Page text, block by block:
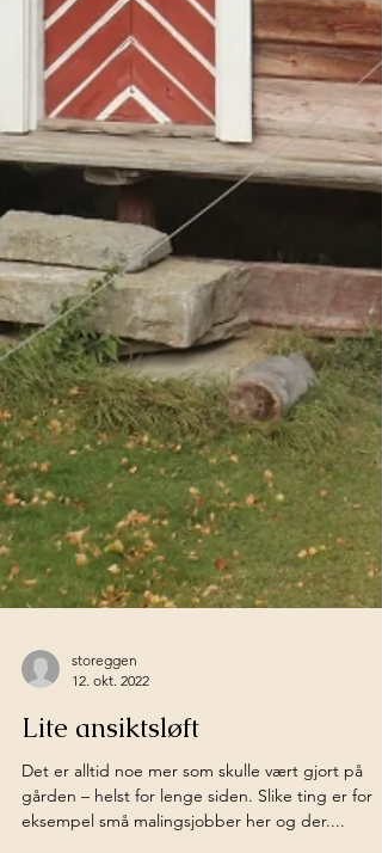
storeggen
12. okt. 2022
Lite ansiktsløft
Det er alltid noe mer som skulle vært gjort på